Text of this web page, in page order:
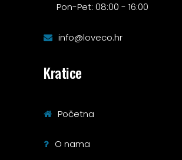
Pon-Pet: 08:00 - 16:00
info@loveco.hr
Kratice
Početna
O nama